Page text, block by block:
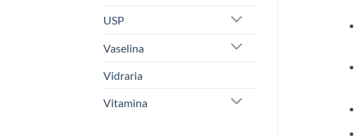
USP
Vaselina
Vidraria
Vitamina